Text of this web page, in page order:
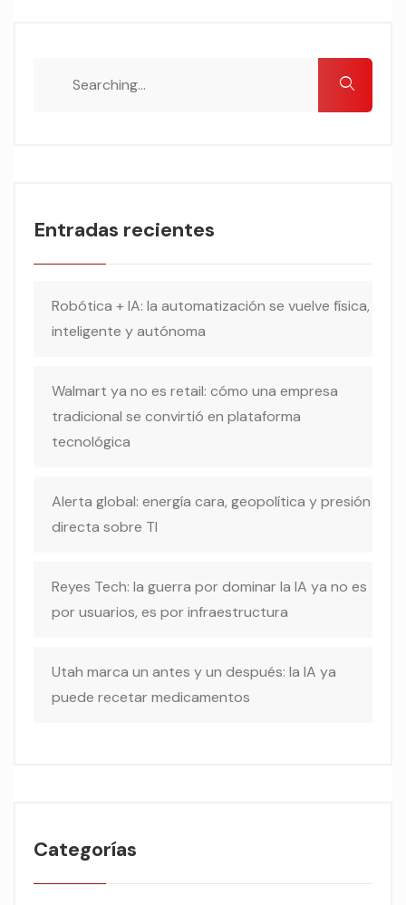
Entradas recientes
Robótica + IA: la automatización se vuelve física,
inteligente y autónoma
Walmart ya no es retail: cómo una empresa
tradicional se convirtió en plataforma
tecnológica
Alerta global: energía cara, geopolítica y presión
directa sobre TI
Reyes Tech: la guerra por dominar la IA ya no es
por usuarios, es por infraestructura
Utah marca un antes y un después: la IA ya
puede recetar medicamentos
Categorías